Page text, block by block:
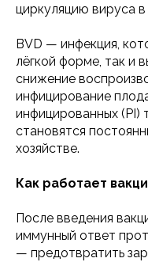
циркуляцию вируса в
BVD — инфекция,
лёгкой форме, так и
снижение
инфицирование
инфицированных (PI)
становятся
хозяйстве.
Как работает
После введения
иммунный ответ
— предотвратить